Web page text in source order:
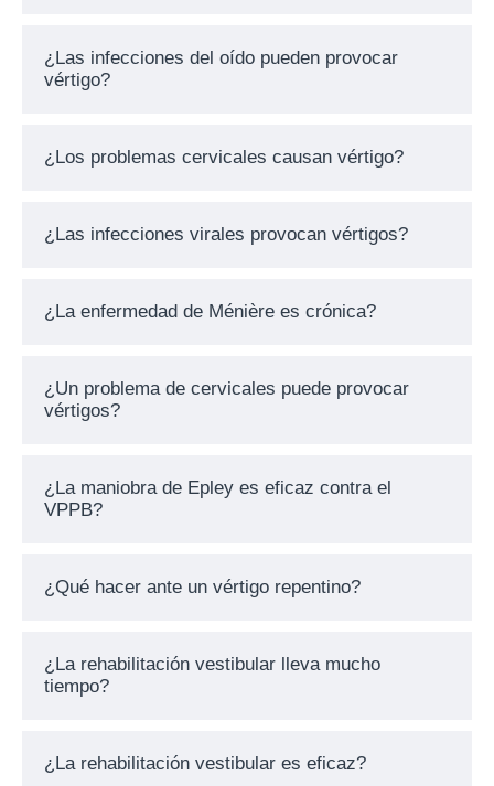
¿Las infecciones del oído pueden provocar
vértigo?
¿Los problemas cervicales causan vértigo?
¿Las infecciones virales provocan vértigos?
¿La enfermedad de Ménière es crónica?
¿Un problema de cervicales puede provocar
vértigos?
¿La maniobra de Epley es eficaz contra el
VPPB?
¿Qué hacer ante un vértigo repentino?
¿La rehabilitación vestibular lleva mucho
tiempo?
¿La rehabilitación vestibular es eficaz?